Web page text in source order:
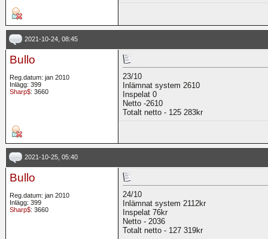
2021-10-24, 08:45
Bullo
Reg.datum: jan 2010
Inlägg: 399
Sharp$: 3660
23/10
Inlämnat system 2610
Inspelat 0
Netto -2610
Totalt netto - 125 283kr
2021-10-25, 05:40
Bullo
Reg.datum: jan 2010
Inlägg: 399
Sharp$: 3660
24/10
Inlämnat system 2112kr
Inspelat 76kr
Netto - 2036
Totalt netto - 127 319kr